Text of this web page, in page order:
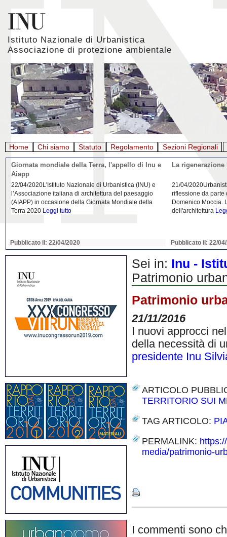
Istituto Nazionale di Urbanistica
Associazione di protezione ambientale
Home Chi siamo Statuto Regolamento Sezioni Regionali
Giornata mondiale della Terra, l'appello di Inu e
Aiapp
22/04/2020L'Istituto Nazionale di Urbanistica (INU) e
l’Associazione italiana di architettura del paesaggio
(AIAPP) in occasione della Giornata Mondiale della
Terra 2020 Leggi tutto
Pubblicato il: 22/04/2020
La
21/04/
riflessione da parte
Domenico Moccia.
dell'architettura
Pubblicato il: 22/
Sei in: Inu -
Patrimonio
Patrimonio
21/11/2016
I nuovi approcci
della necessità di
presidente Inu
ARTICOLO
TERRITORIO SUI
TAG ARTICOLO:
PERMALINK:
media/patrimonio-
I commenti sono